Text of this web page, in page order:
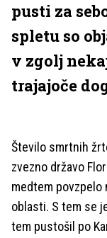
pusti za
spletu so
v zgolj
trajajoče
Število smrtnih
zvezno državo
medtem
oblasti. S tem se
tem pustošil po